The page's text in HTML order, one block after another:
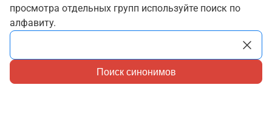
просмотра отдельных групп используйте поиск по
алфавиту.
Поиск синонимов